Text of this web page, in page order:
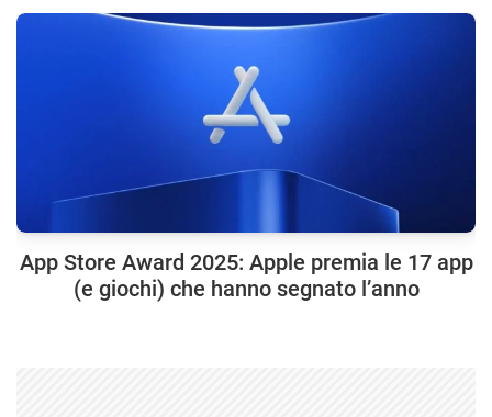
App Store Award 2025: Apple premia le 17 app
(e giochi) che hanno segnato l’anno